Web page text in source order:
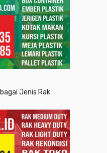
Jenis Rak